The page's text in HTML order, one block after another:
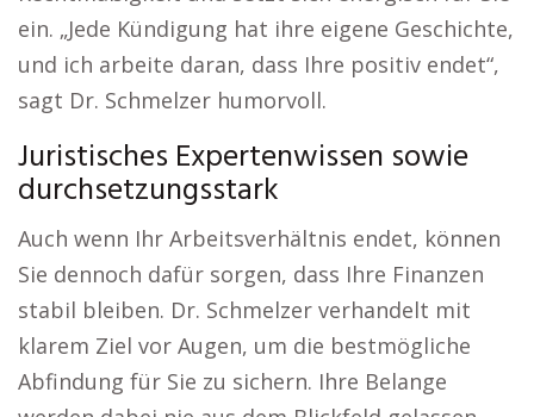
ein. „Jede Kündigung hat ihre eigene Geschichte,
und ich arbeite daran, dass Ihre positiv endet“,
sagt Dr. Schmelzer humorvoll.
Juristisches Expertenwissen sowie
durchsetzungsstark
Auch wenn Ihr Arbeitsverhältnis endet, können
Sie dennoch dafür sorgen, dass Ihre Finanzen
stabil bleiben. Dr. Schmelzer verhandelt mit
klarem Ziel vor Augen, um die bestmögliche
Abfindung für Sie zu sichern. Ihre Belange